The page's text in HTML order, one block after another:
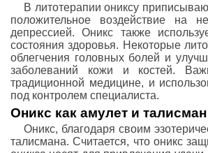
В литотерапии ониксу
положительное воздействие на
депрессией. Оникс также
состояния здоровья. Некоторые
облегчения головных болей и
заболеваний кожи и костей.
традиционной медицине, и
под контролем специалиста.
Оникс как амулет и талисман
Оникс, благодаря своим
талисмана. Считается, что оникс